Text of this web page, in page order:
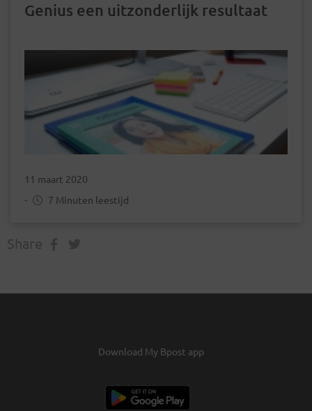
Genius een uitzonderlijk resultaat
11 maart 2020
-
7 Minuten leestijd
Download My Bpost app